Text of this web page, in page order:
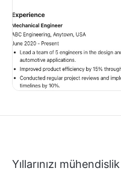
Yıllarınızı